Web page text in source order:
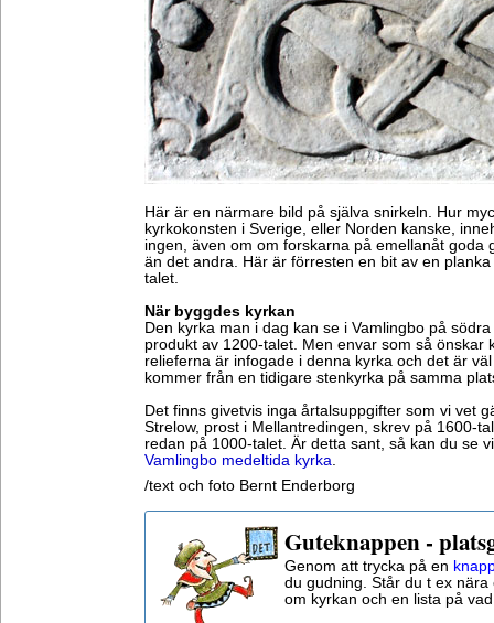
Här är en närmare bild på själva snirkeln. Hur
kyrkokonsten i Sverige, eller Norden kanske,
ingen, även om om forskarna på emellanåt goda
än det andra. Här är förresten en bit av en
talet.
När byggdes kyrkan
Den kyrka man i dag kan se i Vamlingbo på
produkt av 1200-talet. Men envar som så önskar
relieferna är infogade i denna kyrka och det är
kommer från en tidigare stenkyrka på samma
Det finns givetvis inga årtalsuppgifter som vi vet
Strelow, prost i Mellantredingen, skrev på 1600-
redan på 1000-talet. Är detta sant, så kan du se
Vamlingbo medeltida kyrka.
/text och foto Bernt Enderborg
Guteknappen -
Genom att trycka på en
du gudning. Står du t ex
om kyrkan och en lista på